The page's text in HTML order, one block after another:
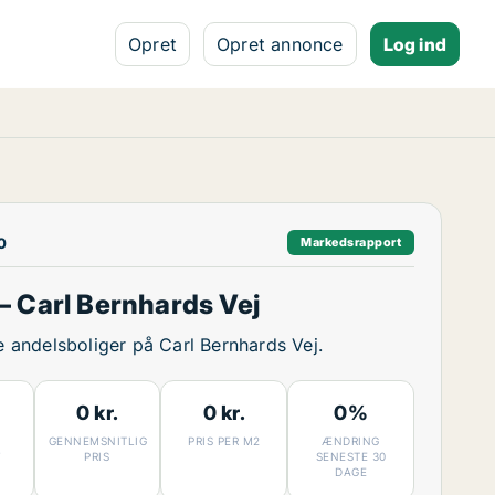
Opret Opret annonce Log ind
Markedsrapport
Carl Bernhards Vej
på Carl Bernhards Vej.
0 kr.
GENNEMSNITLIG
PRIS
0 kr.
PRIS PER M2
0%
ÆNDRING
SENESTE 30
DAGE